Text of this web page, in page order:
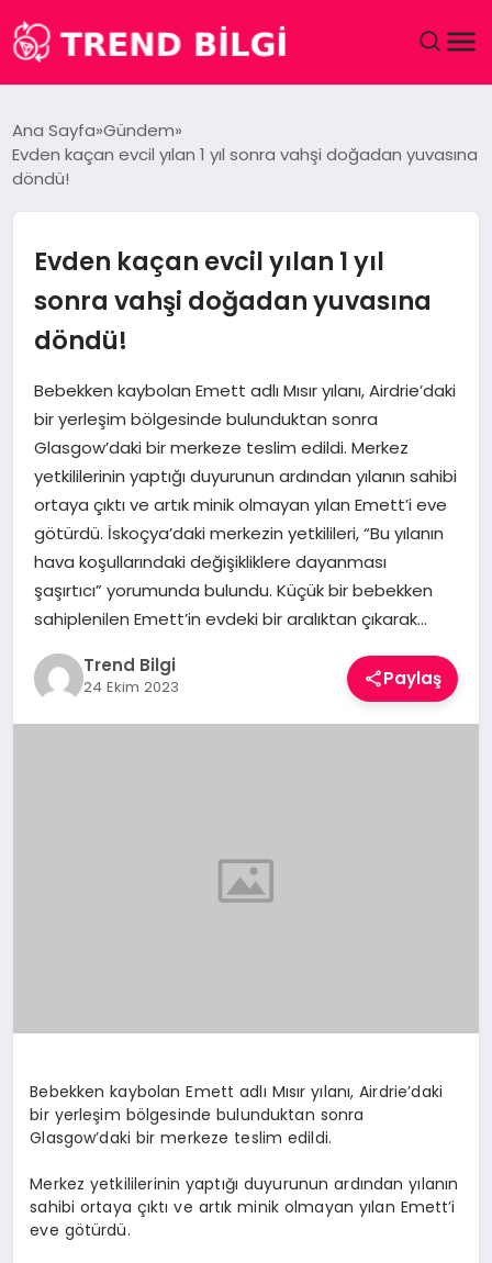
DÜNYA
MAGAZIN
SAĞLIK
SPOR
TEKNOLOJI
YAŞAM
Ana Sayfa Gündem
Evden kaçan evcil yılan 1 yıl sonra vahşi doğadan yuvasına
döndü!
Evden kaçan evcil yılan 1 yıl
sonra vahşi doğadan yuvasına
döndü!
Bebekken kaybolan Emett adlı Mısır yılanı, Airdrie’daki
bir yerleşim bölgesinde bulunduktan sonra
Glasgow’daki bir merkeze teslim edildi. Merkez
yetkililerinin yaptığı duyurunun ardından yılanın sahibi
ortaya çıktı ve artık minik olmayan yılan Emett’i eve
götürdü. İskoçya’daki merkezin yetkilileri, “Bu yılanın
hava koşullarındaki değişikliklere dayanması
şaşırtıcı” yorumunda bulundu. Küçük bir bebekken
sahiplenilen Emett’in evdeki bir aralıktan çıkarak…
Trend Bilgi
24 Ekim 2023 Paylaş
Bebekken kaybolan Emett adlı Mısır yılanı, Airdrie’daki
bir yerleşim bölgesinde bulunduktan sonra
Glasgow’daki bir merkeze teslim edildi.
Merkez yetkililerinin yaptığı duyurunun ardından yılanın
sahibi ortaya çıktı ve artık minik olmayan yılan Emett’i
eve götürdü.